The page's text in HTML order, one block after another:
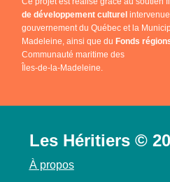
de développement culturel
gouvernement du Québec et la
Madeleine, ainsi que du Fonds
Communauté maritime des
Îles-de-la-Madeleine.
Les Héritiers ©
À propos